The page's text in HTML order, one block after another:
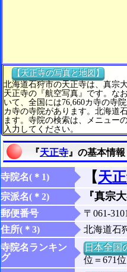
【天正寺の写真と地図】
北海道石狩市の天正寺は、真宗
天正寺の『航空写真』です。な
いて、全国には76,660カ寺の寺
カ寺の寺院があります。北海道
ます。寺院の検索は、メニュー
入力してください。
『天正寺 』の基本情報
寺院名(＊1) 【天
宗派名(＊2) 『真宗
郵便番号
〒061-3101
住所(＊3)
北海道石
寺院名ランキン
グ
日本全国
位＝671